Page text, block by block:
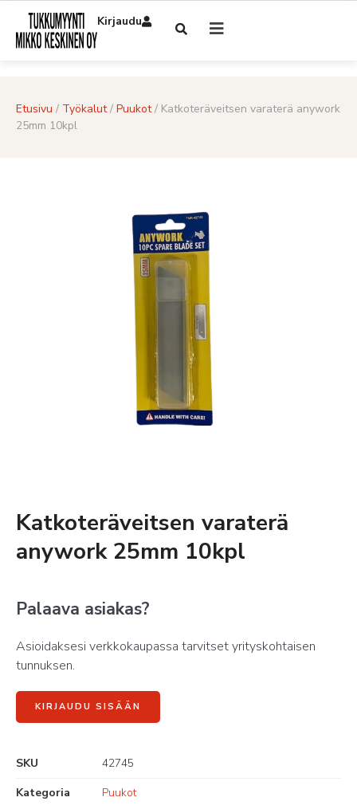
Kirjaudu
Etusivu / Työkalut/ Puukot/ Katkoteräveitsen varaterä anywork
25mm 10kpl
Katkoteräveitsen varaterä
anywork 25mm 10kpl
Palaava asiakas?
Asioidaksesi verkkokaupassa tarvitset yrityskohtaisen
tunnuksen.
KIRJAUDU SISÄÄN
SKU
42745
Kategoria
Puukot